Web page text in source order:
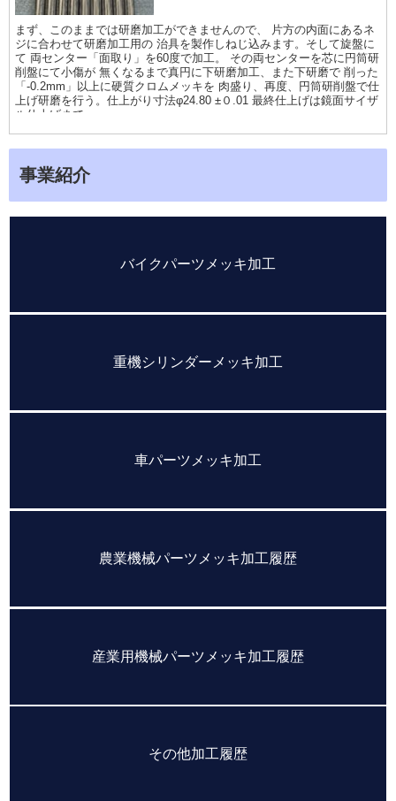
まず、このままでは研磨加工ができませんので、 片方の内面にあるネ
ジに合わせて研磨加工用の 治具を製作しねじ込みます。そして旋盤に
て 両センター「面取り」を60度で加工。 その両センターを芯に円筒研
削盤にて小傷が 無くなるまで真円に下研磨加工、また下研磨で 削った
「-0.2mm」以上に硬質クロムメッキを 肉盛り、再度、円筒研削盤で仕
上げ研磨を行う。仕上がり寸法φ24.80 ±０.01 最終仕上げは鏡面サイザ
ル仕上げまで。
事業紹介
バイクパーツメッキ加工
重機シリンダーメッキ加工
車パーツメッキ加工
農業機械パーツメッキ加工履歴
産業用機械パーツメッキ加工履歴
その他加工履歴